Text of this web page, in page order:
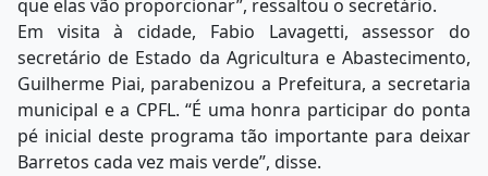
que elas vão proporcionar”, ressaltou o secretário.
Em visita à cidade, Fabio Lavagetti, assessor do
secretário de Estado da Agricultura e Abastecimento,
Guilherme Piai, parabenizou a Prefeitura, a secretaria
municipal e a CPFL. “É uma honra participar do ponta
pé inicial deste programa tão importante para deixar
Barretos cada vez mais verde”, disse.